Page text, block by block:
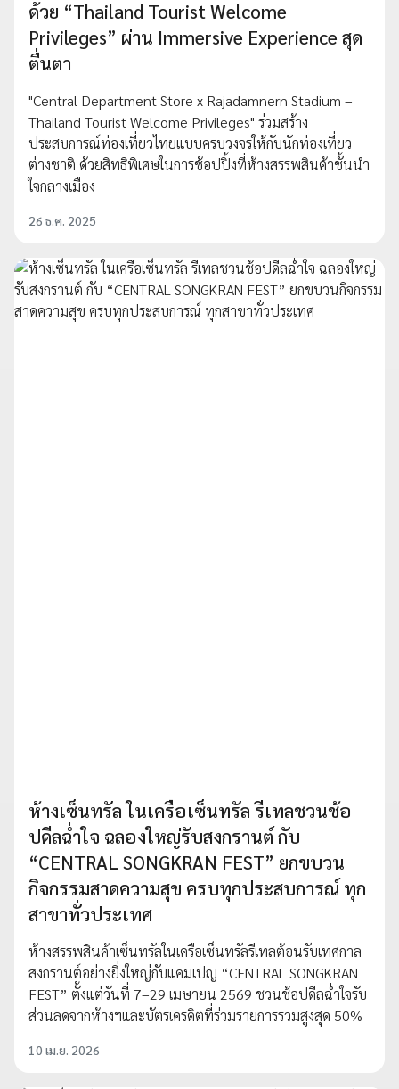
ด้วย “Thailand Tourist Welcome
Privileges” ผ่าน Immersive Experience สุด
ตื่นตา
"Central Department Store x Rajadamnern Stadium –
Thailand Tourist Welcome Privileges" ร่วมสร้าง
ประสบการณ์ท่องเที่ยวไทยแบบครบวงจรให้กับนักท่องเที่ยว
ต่างชาติ ด้วยสิทธิพิเศษในการช้อปปิ้งที่ห้างสรรพสินค้าชั้นนำ
ใจกลางเมือง
26 ธ.ค. 2025
ห้างเซ็นทรัล ในเครือเซ็นทรัล รีเทลชวนช้อ
ปดีลฉ่ำใจ ฉลองใหญ่รับสงกรานต์ กับ
“CENTRAL SONGKRAN FEST” ยกขบวน
กิจกรรมสาดความสุข ครบทุกประสบการณ์ ทุก
สาขาทั่วประเทศ
ห้างสรรพสินค้าเซ็นทรัลในเครือเซ็นทรัลรีเทลต้อนรับเทศกาล
สงกรานต์อย่างยิ่งใหญ่กับแคมเปญ “CENTRAL SONGKRAN
FEST” ตั้งแต่วันที่ 7–29 เมษายน 2569 ชวนช้อปดีลฉ่ำใจรับ
ส่วนลดจากห้างฯและบัตรเครดิตที่ร่วมรายการรวมสูงสุด 50%
10 เม.ย. 2026